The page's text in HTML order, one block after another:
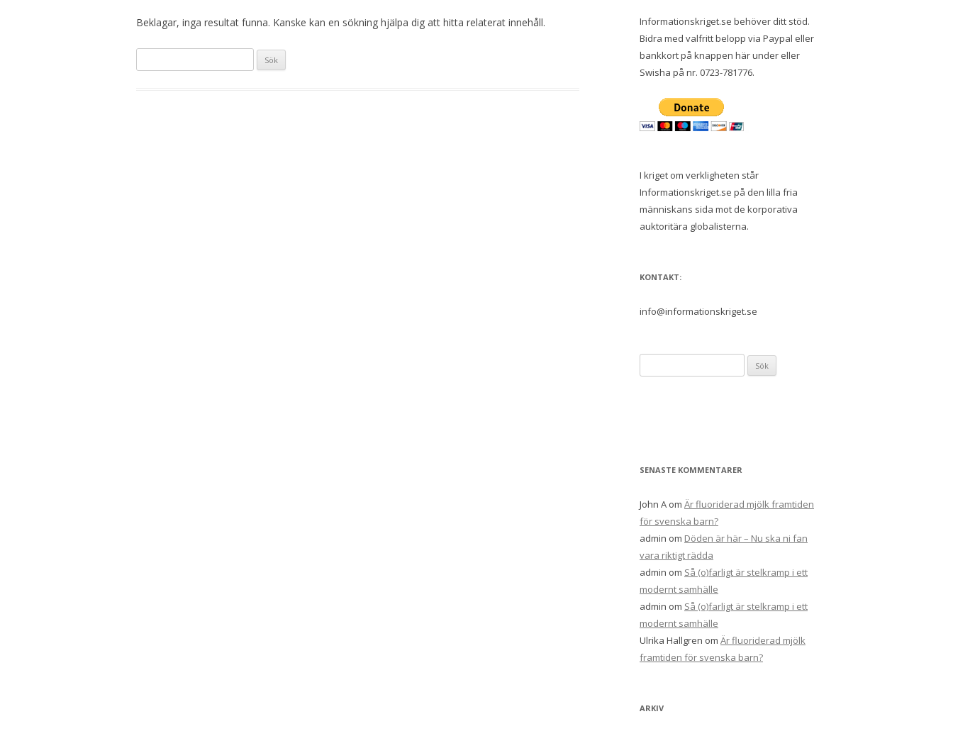
Beklagar, inga resultat funna. Kanske kan en sökning hjälpa dig att hitta relaterat innehåll.
efter:
Informationskriget.se behöver ditt stöd.
Bidra med valfritt belopp via Paypal eller
bankkort på knappen här under eller
Swisha på nr. 0723-781776.
I kriget om verkligheten står
Informationskriget.se på den lilla fria
människans sida mot de korporativa
auktoritära globalisterna.
KONTAKT:
info@informationskriget.se
efter:
SENASTE KOMMENTARER
John A om Är fluoriderad mjölk framtiden
för svenska barn?
admin om Döden är här – Nu ska ni fan
vara riktigt rädda
admin om Så (o)farligt är stelkramp i ett
modernt samhälle
admin om Så (o)farligt är stelkramp i ett
modernt samhälle
Ulrika Hallgren om Är fluoriderad mjölk
framtiden för svenska barn?
ARKIV